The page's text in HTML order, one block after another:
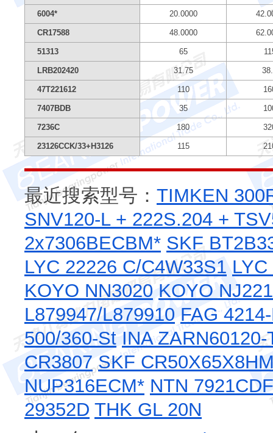
6004* 20.0000
CR17588 48.0000
51313 65
LRB202420 31.75
47T221612 110
7407BDB 35
7236C 180
23126CCK/33+H3126 115
最近搜索型号： TIMKEN
SNV120-L + 222S.204 +
2x7306BECBM* SKF
LYC 22226 C/C4W33S1
KOYO NN3020 KOYO
L879947/L879910 FAG
500/360-St INA ZARN60120-
CR3807 SKF
NUP316ECM* NTN 7921CDF
29352D THK GL 20N